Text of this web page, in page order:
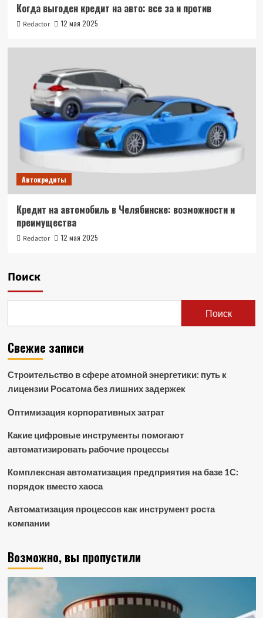
Когда выгоден кредит на авто: все за и против
Redactor 12 мая 2025
Автокредиты
Кредит на автомобиль в Челябинске: возможности и
преимущества
Redactor 12 мая 2025
Поиск
Поиск
Свежие записи
Строительство в сфере атомной энергетики: путь к
лицензии Росатома без лишних задержек
Оптимизация корпоративных затрат
Какие цифровые инструменты помогают
автоматизировать рабочие процессы
Комплексная автоматизация предприятия на базе 1С:
порядок вместо хаоса
Автоматизация процессов как инструмент роста
компании
Возможно, вы пропустили